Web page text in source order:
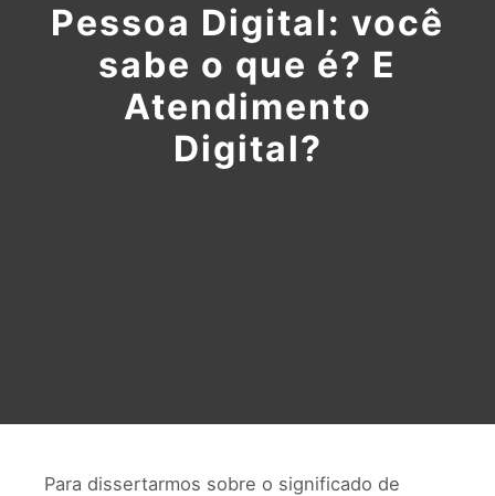
Pessoa Digital: você
sabe o que é? E
Atendimento
Digital?
Para dissertarmos sobre o significado de